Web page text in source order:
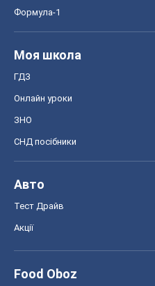
Формула-1
Моя школа
ГДЗ
Онлайн уроки
ЗНО
СНД посібники
Авто
Тест Драйв
Акції
Food Oboz